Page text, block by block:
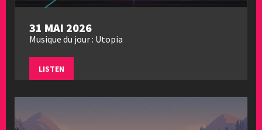
31 MAI 2026
Musique du jour : Utopia
LISTEN